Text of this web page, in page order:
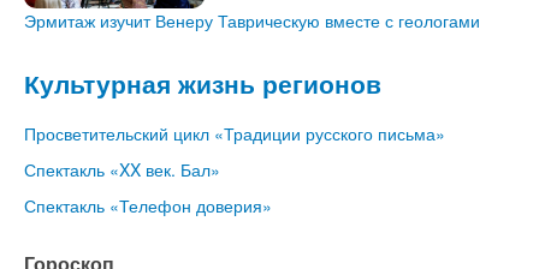
Эрмитаж изучит Венеру Таврическую вместе с геологами
Культурная жизнь регионов
Просветительский цикл «Традиции русского письма»
Спектакль «XX век. Бал»
Спектакль «Телефон доверия»
Гороскоп